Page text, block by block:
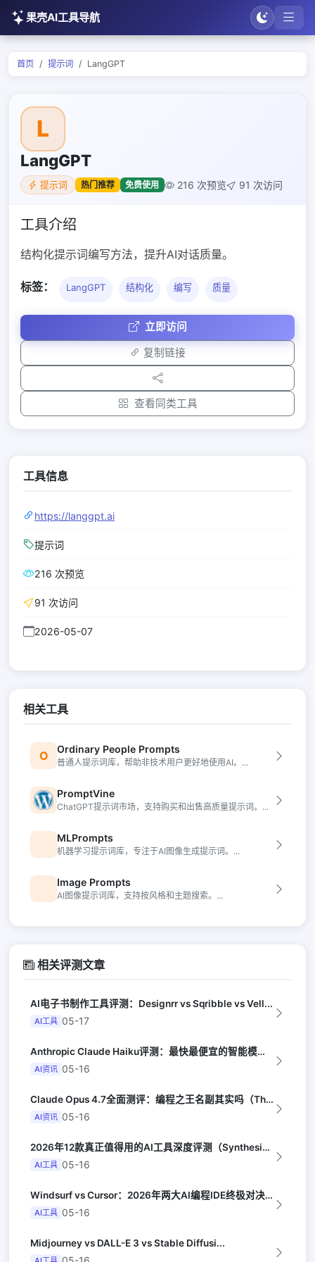
果壳AI工具导航
首页 提示词 LangGPT
L
LangGPT
提示词 热门推荐 免费使用 216 次预览 91 次访问
工具介绍
结构化提示词编写方法，提升AI对话质量。
标签： LangGPT 结构化 编写 质量
立即访问
复制链接
查看同类工具
工具信息
https://langgpt.ai
提示词
216 次预览
91 次访问
2026-05-07
相关工具
O Ordinary People Prompts
普通人提示词库，帮助非技术用户更好地使用AI。...
PromptVine
ChatGPT提示词市场，支持购买和出售高质量提示词。...
MLPrompts
机器学习提示词库，专注于AI图像生成提示词。...
Image Prompts
AI图像提示词库，支持按风格和主题搜索。...
相关评测文章
AI电子书制作工具评测：Designrr vs Sqribble vs Vell...
AI工具 05-17
Anthropic Claude Haiku评测：最快最便宜的智能模型（Late...
AI资讯 05-16
Claude Opus 4.7全面测评：编程之王名副其实吗（The Verge）
AI资讯 05-16
2026年12款真正值得用的AI工具深度评测（Synthesia评选）
AI工具 05-16
Windsurf vs Cursor：2026年两大AI编程IDE终极对决实测（...
AI工具 05-16
Midjourney vs DALL-E 3 vs Stable Diffusi...